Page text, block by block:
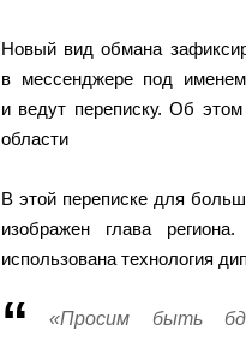
Новый вид обмана
в мессенджере под именем
и ведут переписку. Об
области
В этой переписке для
изображен глава
использована технология
«Просим быть